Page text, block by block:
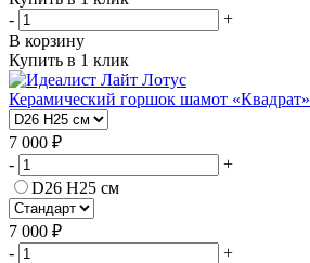
-
+
В корзину
Купить в 1 клик
Керамический горшок шамот «Квадрат»
7 000 ₽
-
+
D26 H25 см
7 000 ₽
-
+